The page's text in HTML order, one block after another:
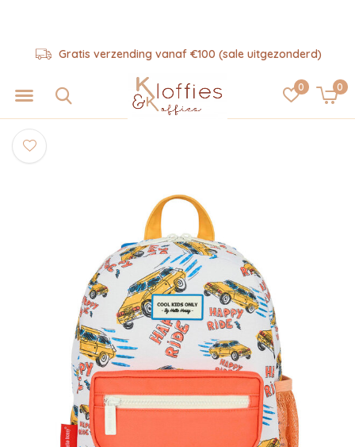
0 0
Gratis verzending vanaf €100 (sale uitgezonderd)